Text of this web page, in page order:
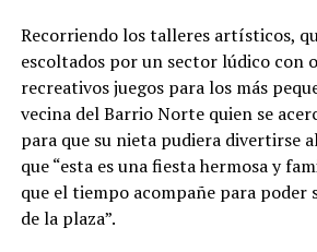
Recorriendo los talleres artísticos,
escoltados por un sector lúdico con
recreativos juegos para los más
vecina del Barrio Norte quien se
para que su nieta pudiera divertirse
que “esta es una fiesta hermosa y
que el tiempo acompañe para poder
de la plaza”.